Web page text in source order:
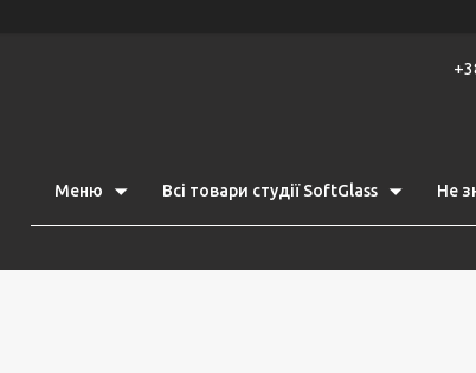
Меню Всі товари студії SoftGlass Не